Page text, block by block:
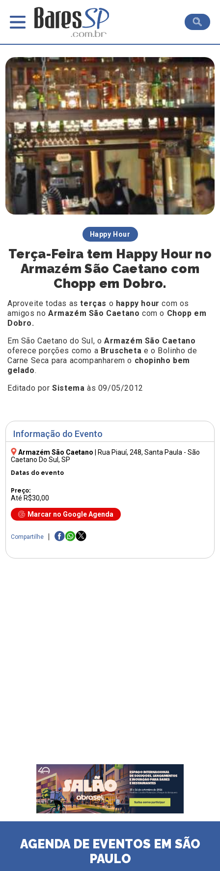
Informação do Evento
Armazém São Caetano |Rua Piauí, 248 , Santa Paula - São
Caetano Do Sul, SP
Datas do evento
Preço:
Até R$30,00
Marcar no Google Agenda
Compartilhe
Happy Hour
Terça-Feira tem Happy Hour no
Armazém São Caetano com
Chopp em Dobro.
Aproveite todas asterças o happy hour com os
amigos no Armazém São Caetano com o Chopp em
Dobro.
Em São Caetano do Sul, o Armazém São Caetano
oferece porções como a Bruscheta e o Bolinho de
Carne Seca para acompanharem o chopinho bem
gelado.
Editado porSistema às 09/05/2012
AGENDA DE EVENTOS EM SÃO
PAULO